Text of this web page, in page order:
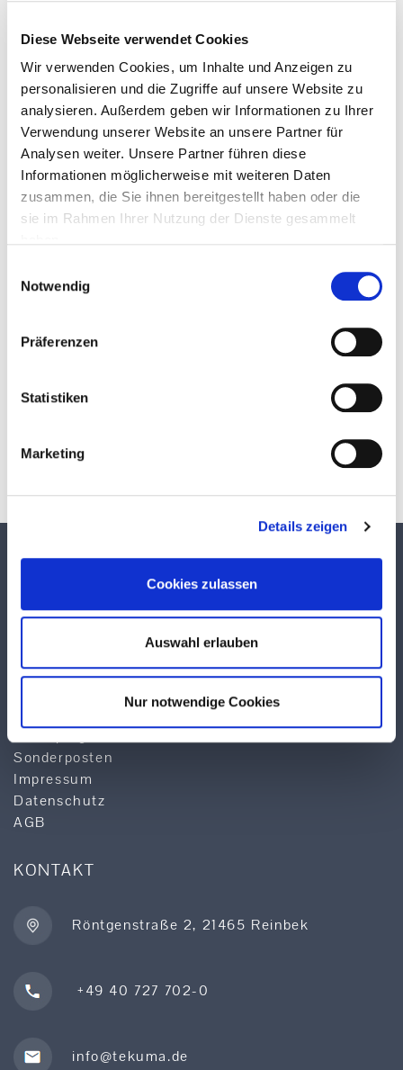
Diese Webseite verwendet Cookies
Wir verwenden Cookies, um Inhalte und Anzeigen zu
personalisieren und die Zugriffe auf unsere Website zu
analysieren. Außerdem geben wir Informationen zu Ihrer
Verwendung unserer Website an unsere Partner für
Analysen weiter. Unsere Partner führen diese
Informationen möglicherweise mit weiteren Daten
zusammen, die Sie ihnen bereitgestellt haben oder die
sie im Rahmen Ihrer Nutzung der Dienste gesammelt
Notwendig
Präferenzen
Statistiken
Marketing
Details zeigen
Cookies zulassen
Auswahl erlauben
Nur notwendige Cookies
TEKUMA KUNSTSTOFF GMBH
Über TEKUMA
Anwendungstechnik
Logistik
Qualität & Service
Sonderposten
Impressum
Datenschutz
AGB
KONTAKT
Röntgenstraße 2, 21465 Reinbek
+49 40 727 702-0
info@tekuma.de